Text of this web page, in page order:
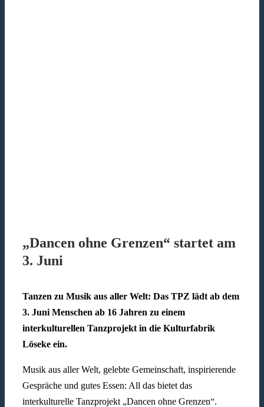
„Dancen ohne Grenzen“ startet am
3. Juni
Tanzen zu Musik aus aller Welt: Das TPZ lädt ab dem
3. Juni Menschen ab 16 Jahren zu einem
interkulturellen Tanzprojekt in die Kulturfabrik
Löseke ein.
Musik aus aller Welt, gelebte Gemeinschaft, inspirierende
Gespräche und gutes Essen: All das bietet das
interkulturelle Tanzprojekt „Dancen ohne Grenzen“.